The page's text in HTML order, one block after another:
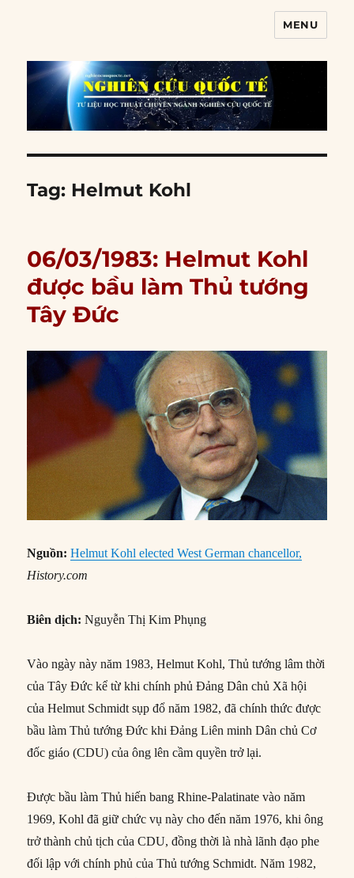
MENU
Tag: Helmut Kohl
06/03/1983: Helmut Kohl
được bầu làm Thủ tướng
Tây Đức
Nguồn: Helmut Kohl elected West German chancellor,
History.com
Biên dịch: Nguyễn Thị Kim Phụng
Vào ngày này năm 1983, Helmut Kohl, Thủ tướng lâm thời
của Tây Đức kể từ khi chính phủ Đảng Dân chủ Xã hội
của Helmut Schmidt sụp đổ năm 1982, đã chính thức được
bầu làm Thủ tướng Đức khi Đảng Liên minh Dân chủ Cơ
đốc giáo (CDU) của ông lên cầm quyền trở lại.
Được bầu làm Thủ hiến bang Rhine-Palatinate vào năm
1969, Kohl đã giữ chức vụ này cho đến năm 1976, khi ông
trở thành chủ tịch của CDU, đồng thời là nhà lãnh đạo phe
đối lập với chính phủ của Thủ tướng Schmidt. Năm 1982,